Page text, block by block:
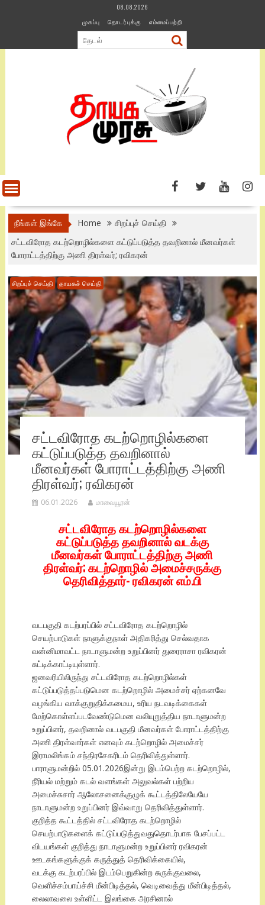
08.08.2026
முகப்பு
தொடர்புக்கு எம்மைப்பற்றி
நீங்கள் இங்கே Home
சிறப்புச் செய்தி
சட்டவிரோத கடற்றொழில்களை கட்டுப்படுத்த தவறினால் மீனவர்கள்
போராட்டத்திற்கு அணி திரள்வர்; ரவிகரன்
சிறப்புச் செய்தி தாயகச் செய்தி
சட்டவிரோத கடற்றொழில்களை
கட்டுப்படுத்த தவறினால்
மீனவர்கள் போராட்டத்திற்கு அணி
திரள்வர்; ரவிகரன்
06.01.2026 மாவையூரன்
சட்டவிரோத கடற்றொழில்களை
கட்டுப்படுத்த தவறினால் வடக்கு
மீனவர்கள் போராட்டத்திற்கு அணி
திரள்வர்; கடற்றொழில் அமைச்சருக்கு
தெரிவித்தார்- ரவிகரன் எம்.பி
வடபகுதி கடற்பரப்பில் சட்டவிரோத கடற்றொழில்
செயற்பாடுகள் நாளுக்குநாள் அதிகரித்து செல்வதாக
வன்னிமாவட்ட நாடாளுமன்ற உறுப்பினர் துரைராசா ரவிகரன்
சுட்டிக்காட்டியுள்ளார்.
ஜனவரியிலிருந்து சட்டவிரோத கடற்றொழில்கள்
கட்டுப்படுத்தப்படுமென கடற்றொழில் அமைச்சர் ஏற்கனவே
வழங்கிய வாக்குறுதிக்கமைய, உரிய நடவடிக்கைகள்
மேற்கொள்ளப்படவேண்டுமென வலியுறுத்திய நாடாளுமன்ற
உறுப்பினர், தவறினால் வடபகுதி மீனவர்கள் போராட்டத்திற்கு
அணி திரள்வார்கள் எனவும் கடற்றொழில் அமைச்சர்
இராமலிங்கம் சந்திரசேகரிடம் தெரிவித்துள்ளார்.
பாராளுமன்றில் 05.01.2026இன்று இடம்பெற்ற கடற்றொழில்,
நீரியல் மற்றும் கடல் வளங்கள் அலுவல்கள் பற்றிய
அமைச்சுசார் ஆலோசனைக்குழுக் கூட்டத்திலேயேயே
நாடாளுமன்ற உறுப்பினர் இவ்வாறு தெரிவித்துள்ளார்.
குறித்த கூட்டத்தில் சட்டவிரோத கடற்றொழில்
செயற்பாடுகளைக் கட்டுப்படுத்துவதுதொடர்பாக பேசப்பட்ட
விடயங்கள் குறித்து நாடாளுமன்ற உறுப்பினர் ரவிகரன்
ஊடகங்களுக்குக் கருத்துத் தெரிவிக்கையில்,
வடக்கு கடற்பரப்பில் இடம்பெறுகின்ற சுருக்குவலை,
வெளிச்சம்பாய்ச்சி மீன்பிடித்தல், வெடிவைத்து மீன்பிடித்தல்,
லைலாவலை உள்ளிட்ட இலங்கை அரசினால்